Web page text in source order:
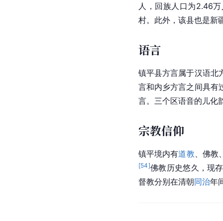
人，回族人口为2.46
村。此外，该县也是新
语言
镇平县方言属于汉语北
言和内乡方言之间具有
言。三个区语音的 儿化
宗教信仰
镇平境内有道教、佛教
[54]佛教历史悠久，现存
督教分别在清朝同治年